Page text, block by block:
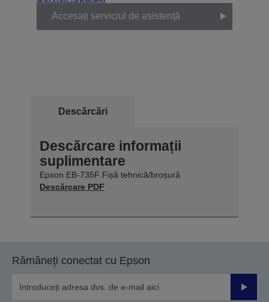
Accesați serviciul de asistență
Descărcări
Descărcare informații
suplimentare
Epson EB-735F Fișă tehnică/broșură
Descărcare PDF
Rămâneți conectat cu Epson